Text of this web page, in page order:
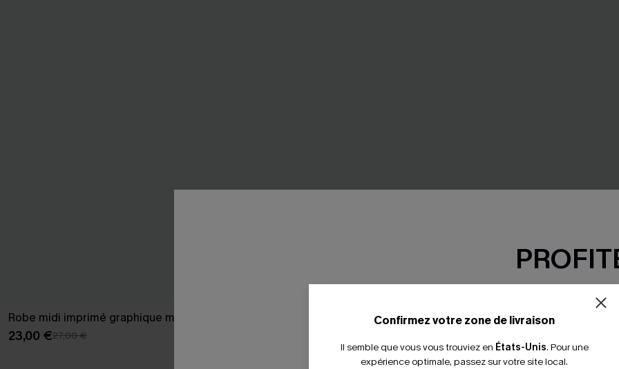
Robe midi imprimé graphique moderne
23,00 €27,00 €
Robe longue rouge col cranté
Robe longue florale
41,00 €
Confirmez votre zone de livraison
Il semble que vous vous trouviez en États-Unis. Pour une
expérience optimale, passez sur votre site local.
-15% dès 2
*Un code par